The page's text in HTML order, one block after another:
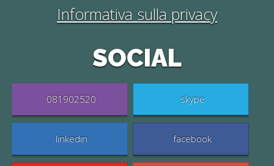
Informativa sulla privacy
SOCIAL
081902520 skype
linkedin facebook